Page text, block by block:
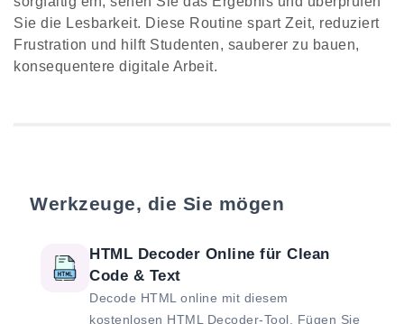
Sie die Lesbarkeit. Diese Routine spart Zeit, reduziert
Frustration und hilft Studenten, sauberer zu bauen,
konsequentere digitale Arbeit.
Werkzeuge, die Sie mögen
HTML Decoder Online für Clean
Code & Text
Decode HTML online mit diesem
kostenlosen HTML Decoder-Tool. Fügen Sie